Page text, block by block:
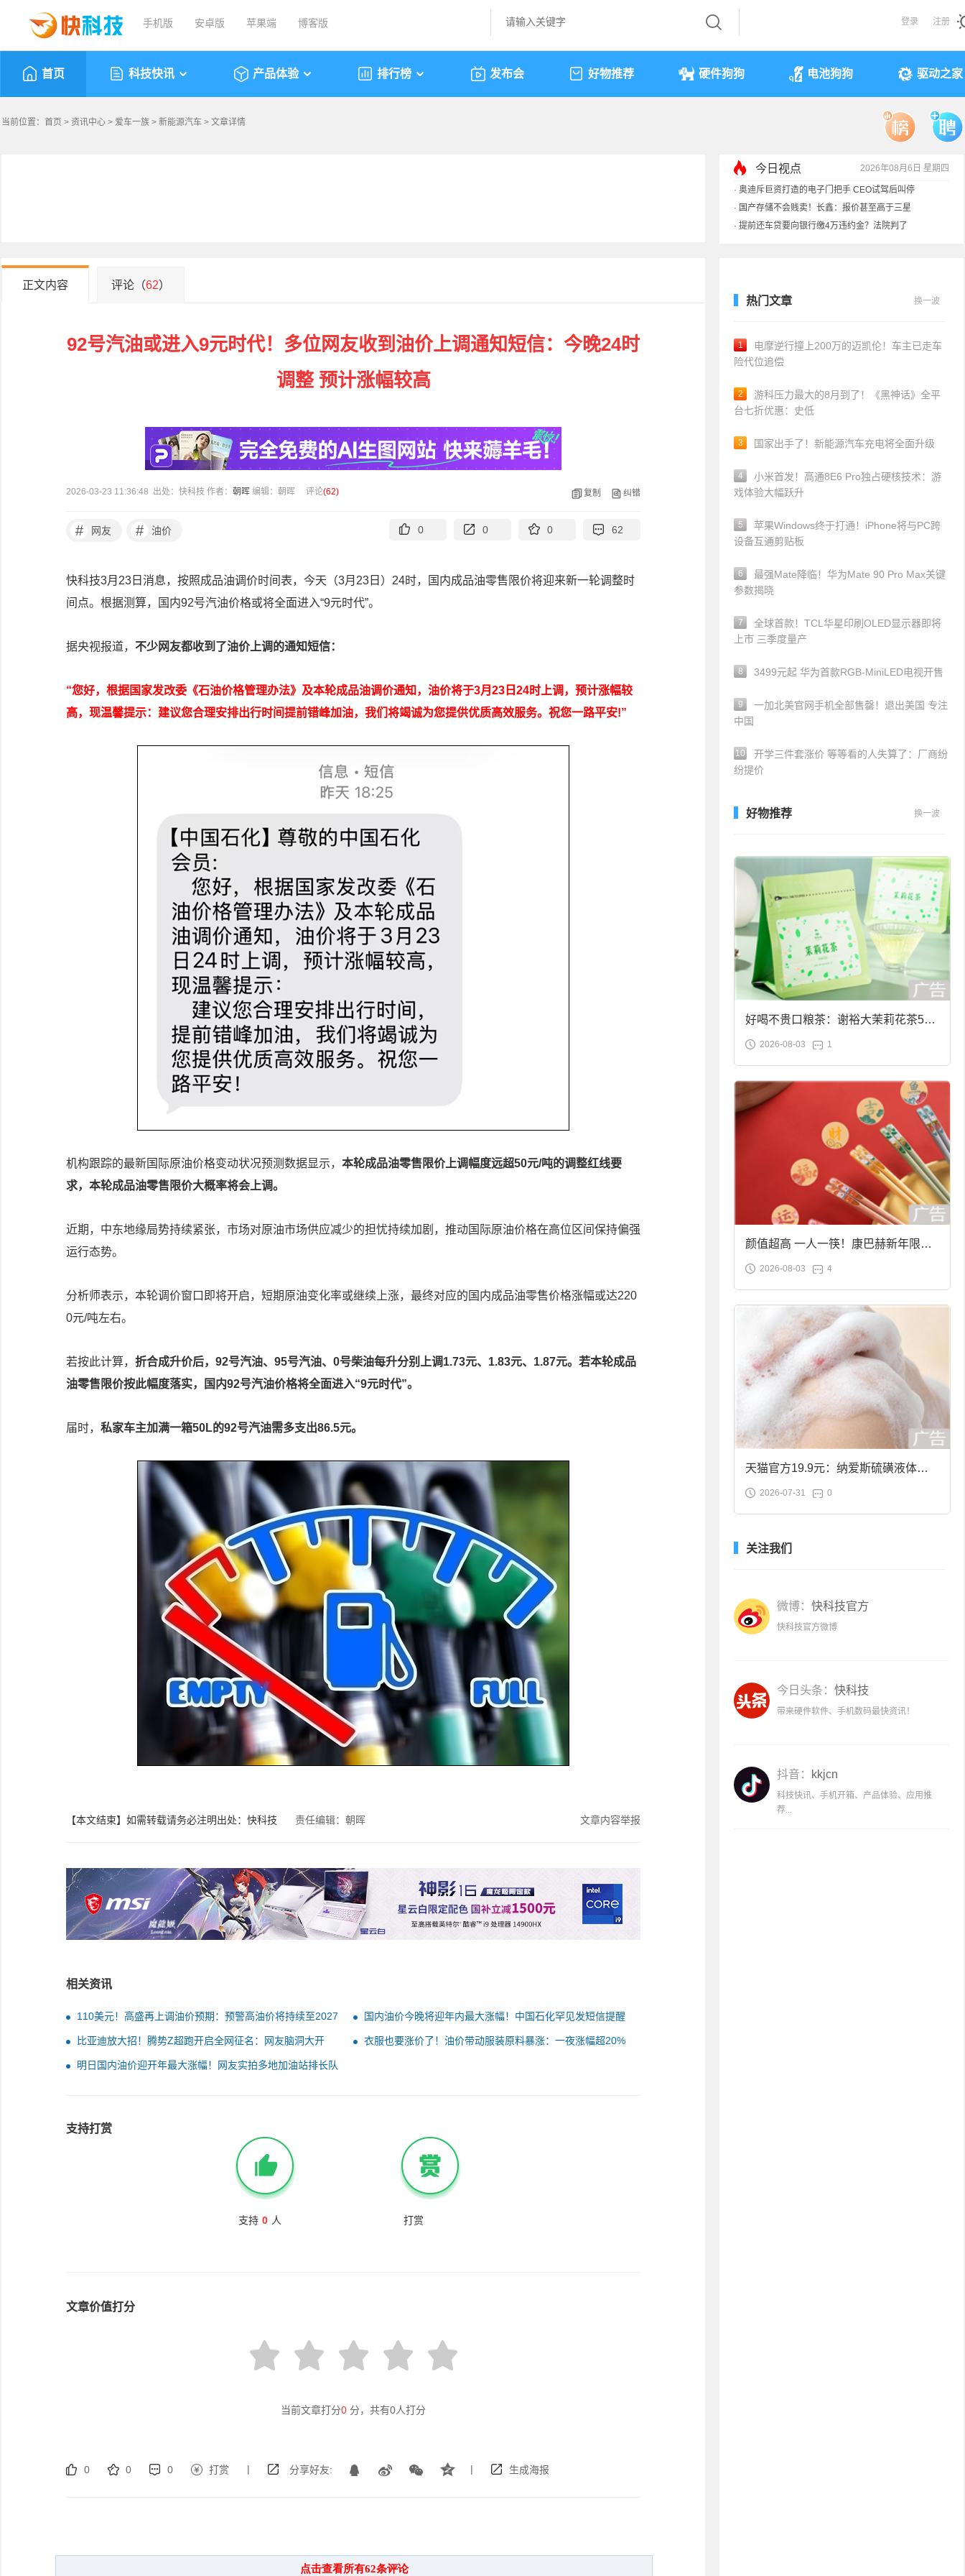
手机版 安卓版 苹果端 博客版 登录 注册
首页 科技快讯 产品体验 排行榜 发布会 好物推荐 硬件狗狗 电池狗狗 驱动之家
当前位置： 首页 > 资讯中心 > 爱车一族 > 新能源汽车 > 文章详情
今日视点 2026年08月6日 星期四
· 奥迪斥巨资打造的电子门把手 CEO试驾后叫停
· 国产存储不会贱卖！长鑫：报价甚至高于三星
· 提前还车贷要向银行缴4万违约金？法院判了
正文内容 评论（62）
92号汽油或进入9元时代！多位网友收到油价上调通知短信：今晚24时
调整 预计涨幅较高
2026-03-23 11:36:48 出处：快科技 作者： 朝晖 编辑：朝晖 评论(62) 复制 纠错
# 网友 # 油价 0 0 0 62
快科技3月23日消息，按照成品油调价时间表，今天（3月23日）24时，国内成品油零售限价将迎来新一轮调整时
间点。根据测算，国内92号汽油价格或将全面进入“9元时代”。
据央视报道， 不少网友都收到了油价上调的通知短信：
“您好，根据国家发改委《石油价格管理办法》及本轮成品油调价通知，油价将于3月23日24时上调，预计涨幅较
高，现温馨提示：建议您合理安排出行时间提前错峰加油，我们将竭诚为您提供优质高效服务。祝您一路平安!”
机构跟踪的最新国际原油价格变动状况预测数据显示， 本轮成品油零售限价上调幅度远超50元/吨的调整红线要
求，本轮成品油零售限价大概率将会上调。
近期，中东地缘局势持续紧张，市场对原油市场供应减少的担忧持续加剧，推动国际原油价格在高位区间保持偏强
运行态势。
分析师表示，本轮调价窗口即将开启，短期原油变化率或继续上涨，最终对应的国内成品油零售价格涨幅或达220
0元/吨左右。
若按此计算， 折合成升价后，92号汽油、95号汽油、0号柴油每升分别上调1.73元、1.83元、1.87元。若本轮成品
油零售限价按此幅度落实，国内92号汽油价格将全面进入“9元时代”。
届时， 私家车主加满一箱50L的92号汽油需多支出86.5元。
【本文结束】如需转载请务必注明出处：快科技 责任编辑：朝晖 文章内容举报
相关资讯
110美元！高盛再上调油价预期：预警高油价将持续至2027
年底
国内油价今晚将迎年内最大涨幅！中国石化罕见发短信提醒
错峰加油
比亚迪放大招！腾势Z超跑开启全网征名：网友脑洞大开 衣服也要涨价了！油价带动服装原料暴涨：一夜涨幅超20%
明日国内油价迎开年最大涨幅！网友实拍多地加油站排长队
支持打赏
支持 0 人 打赏
文章价值打分
当前文章打分0 分，共有0人打分
0 0 0 打赏 | 分享好友: | 生成海报
热门文章 换一波
1
电摩逆行撞上200万的迈凯伦！车主已走车
险代位追偿
2
游科压力最大的8月到了！《黑神话》全平
台七折优惠：史低
3 国家出手了！新能源汽车充电将全面升级
4
小米首发！高通8E6 Pro独占硬核技术：游
戏体验大幅跃升
5
苹果Windows终于打通！iPhone将与PC跨
设备互通剪贴板
6
最强Mate降临！华为Mate 90 Pro Max关键
参数揭晓
7
全球首款！TCL华星印刷OLED显示器即将
上市 三季度量产
8 3499元起 华为首款RGB-MiniLED电视开售
9
一加北美官网手机全部售罄！退出美国 专注
中国
10
开学三件套涨价 等等看的人失算了：厂商纷
纷提价
好物推荐 换一波
好喝不贵口粮茶：谢裕大茉莉花茶50g
袋装9.9元到手
2026-08-03 1
颜值超高 一人一筷！康巴赫新年限定
合金筷子大促：19.9元
2026-08-03 4
天猫官方19.9元：纳爱斯硫磺液体香
皂2斤大促
2026-07-31 0
关注我们
微博： 快科技官方
快科技官方微博
今日头条： 快科技
带来硬件软件、手机数码最快资讯！
抖音： kkjcn
科技快讯、手机开箱、产品体验、应用推
荐...